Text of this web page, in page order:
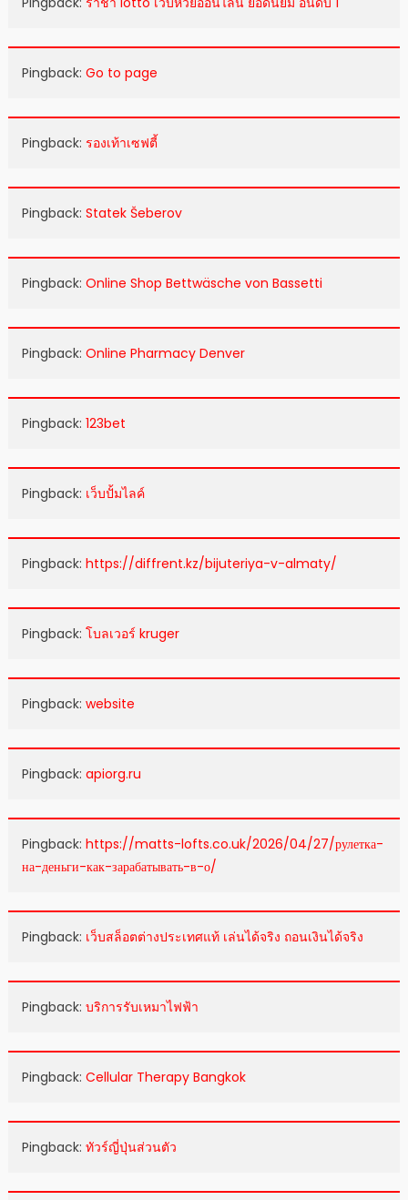
Pingback: Go to page
Pingback: รองเท้าเซฟตี้
Pingback: Statek Šeberov
Pingback: Online Shop Bettwäsche von Bassetti
Pingback: Online Pharmacy Denver
Pingback: 123bet
Pingback: เว็บปั้มไลค์
Pingback: https://diffrent.kz/bijuteriya-v-almaty/
Pingback: โบลเวอร์ kruger
Pingback: website
Pingback: apiorg.ru
Pingback: https://matts-lofts.co.uk/2026/04/27/рулетка-
на-деньги-как-зарабатывать-в-о/
Pingback: เว็บสล็อตต่างประเทศแท้ เล่นได้จริง ถอนเงินได้จริง
Pingback: บริการรับเหมาไฟฟ้า
Pingback: Cellular Therapy Bangkok
Pingback: ทัวร์ญี่ปุ่นส่วนตัว